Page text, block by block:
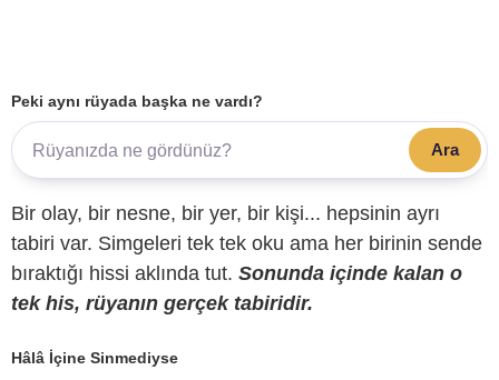
Peki aynı rüyada başka ne vardı?
Ara
Bir olay, bir nesne, bir yer, bir kişi... hepsinin ayrı
tabiri var. Simgeleri tek tek oku ama her birinin sende
bıraktığı hissi aklında tut. Sonunda içinde kalan o
tek his, rüyanın gerçek tabiridir.
Hâlâ İçine Sinmediyse